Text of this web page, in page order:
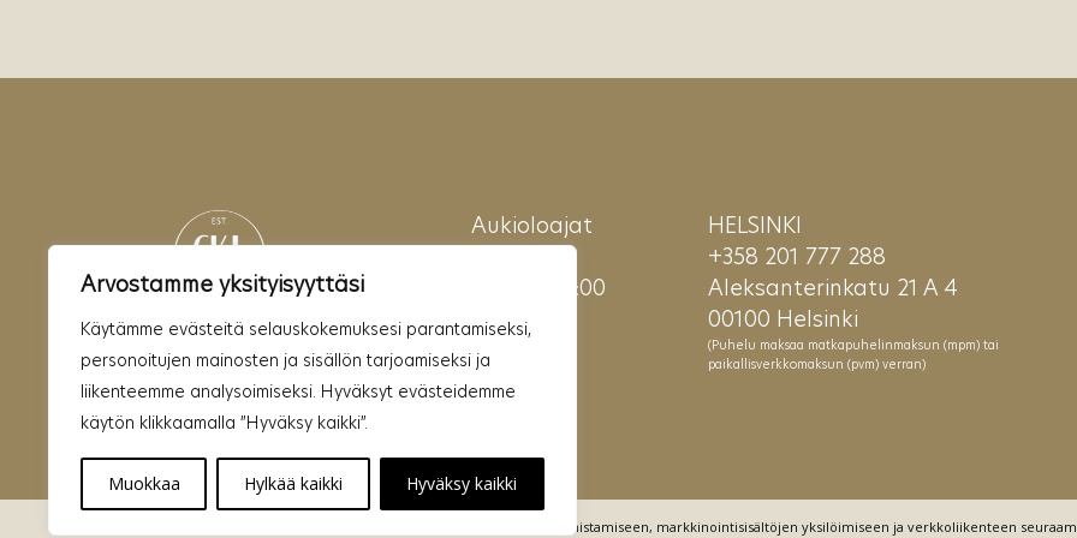
Arvostamme yksityisyyttäsi
Käytämme evästeitä selauskokemuksesi parantamiseksi,
personoitujen mainosten ja sisällön tarjoamiseksi ja
liikenteemme analysoimiseksi. Hyväksyt evästeidemme
käytön klikkaamalla ”Hyväksy kaikki”.
Muokkaa Hylkää kaikki Hyväksy kaikki
Aukioloajat
08:00 – 18:00
HELSINKI
+358 201 777 288
Aleksanterinkatu 21 A 4
00100 Helsinki
(Puhelu maksaa matkapuhelinmaksun (mpm) tai
paikallisverkkomaksun (pvm) verran)
© Copyright - Cityklinikka | Käytämme evästeitä turvallisen käytön varmistamiseen, markkinointisisältöjen yksilöimiseen ja verkkoliikenteen